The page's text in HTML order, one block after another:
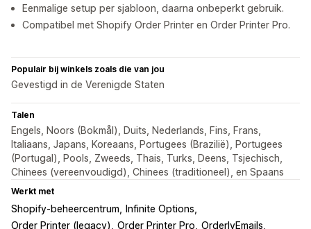
Eenmalige setup per sjabloon, daarna onbeperkt gebruik.
Compatibel met Shopify Order Printer en Order Printer Pro.
Populair bij winkels zoals die van jou
Gevestigd in de Verenigde Staten
Talen
Engels, Noors (Bokmål), Duits, Nederlands, Fins, Frans,
Italiaans, Japans, Koreaans, Portugees (Brazilië), Portugees
(Portugal), Pools, Zweeds, Thais, Turks, Deens, Tsjechisch,
Chinees (vereenvoudigd), Chinees (traditioneel), en Spaans
Werkt met
Shopify-beheercentrum
Infinite Options
Order Printer (legacy)
Order Printer Pro OrderlyEmails